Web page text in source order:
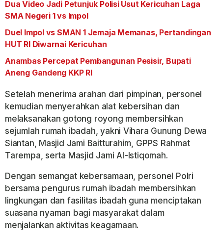
Dua Video Jadi Petunjuk Polisi Usut Kericuhan Laga
SMA Negeri 1 vs Impol
Duel Impol vs SMAN 1 Jemaja Memanas, Pertandingan
HUT RI Diwarnai Kericuhan
Anambas Percepat Pembangunan Pesisir, Bupati
Aneng Gandeng KKP RI
Setelah menerima arahan dari pimpinan, personel
kemudian menyerahkan alat kebersihan dan
melaksanakan gotong royong membersihkan
sejumlah rumah ibadah, yakni Vihara Gunung Dewa
Siantan, Masjid Jami Baitturahim, GPPS Rahmat
Tarempa, serta Masjid Jami Al-Istiqomah.
Dengan semangat kebersamaan, personel Polri
bersama pengurus rumah ibadah membersihkan
lingkungan dan fasilitas ibadah guna menciptakan
suasana nyaman bagi masyarakat dalam
menjalankan aktivitas keagamaan.